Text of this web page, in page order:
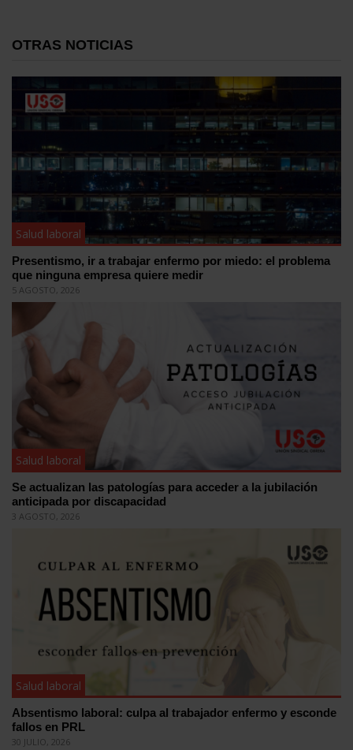
OTRAS NOTICIAS
Salud laboral
Presentismo, ir a trabajar enfermo por miedo: el problema
que ninguna empresa quiere medir
5 AGOSTO, 2026
Salud laboral
Se actualizan las patologías para acceder a la jubilación
anticipada por discapacidad
3 AGOSTO, 2026
Salud laboral
Absentismo laboral: culpa al trabajador enfermo y esconde
fallos en PRL
30 JULIO, 2026